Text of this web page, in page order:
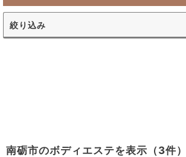
絞り込み
南砺市のボディエステを表示 （3件）